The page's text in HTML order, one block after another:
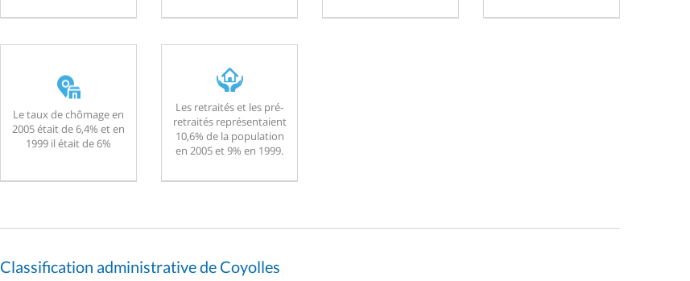
Le taux de chômage en
2005 était de 6,4% et en
1999 il était de 6%
Les retraités et les pré-
retraités représentaient
10,6% de la population
en 2005 et 9% en 1999.
Classification administrative de Coyolles